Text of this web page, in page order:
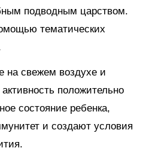
подводным царством.
тематических
на свежем воздухе и
положительно
состояние ребенка,
и создают условия